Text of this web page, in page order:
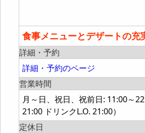
食事メニューとデザートの充
詳細・予約
詳細・予約のページ
営業時間
月～日、祝日、祝前日: 11:00～
21:00 ドリンクL.O. 21:00）
定休日